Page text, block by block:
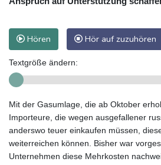
Hören Hör auf zuzuhören
Textgröße ändern:
Mit der Gasumlage, die ab Oktober
Importeure, die wegen ausgefallener
anderswo teuer einkaufen müssen,
weiterreichen können. Bisher war
Unternehmen diese Mehrkosten